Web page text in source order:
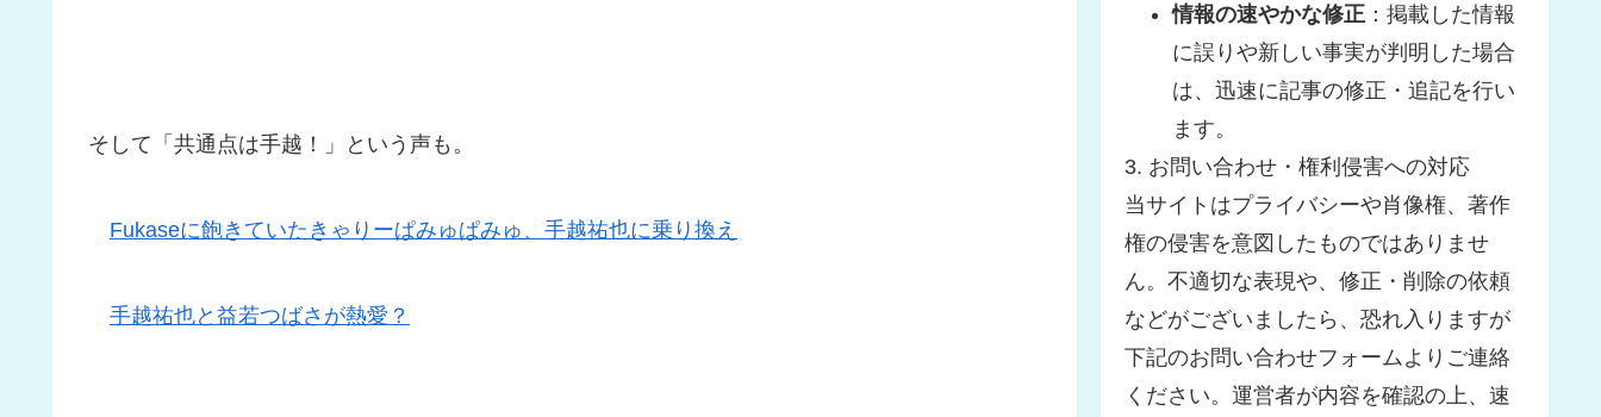
そして「共通点は手越！」という声も。
Fukaseに飽きていたきゃりーぱみゅぱみゅ、手越祐也に乗り換え
手越祐也と益若つばさが熱愛？
情報の速やかな修正 ：掲載した情報
に誤りや新しい事実が判明した場合
は、迅速に記事の修正・追記を行い
ます。
3. お問い合わせ・権利侵害への対応
当サイトはプライバシーや肖像権、著作
権の侵害を意図したものではありませ
ん。不適切な表現や、修正・削除の依頼
などがございましたら、恐れ入りますが
下記のお問い合わせフォームよりご連絡
ください。運営者が内容を確認の上、速